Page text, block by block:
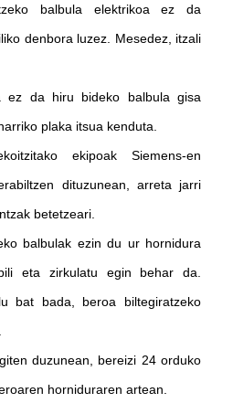
balbula elektrikoa ez da
denbora luzez. Mesedez, itzali
ez da hiru bideko balbula gisa
plaka itsua kenduta.
ekipoak Siemens-en
dituzunean, arreta jarri
betetzeari.
balbulak ezin du ur hornidura
eta zirkulatu egin behar da.
bat bada, beroa biltegiratzeko
duzunean, bereizi 24 orduko
horniduraren artean.